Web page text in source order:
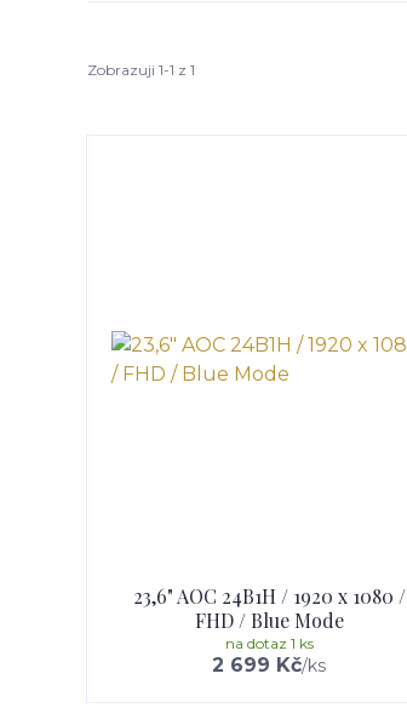
Zobrazuji 1-1 z 1
23,6" AOC 24B1H / 1920 x 1080 /
FHD / Blue Mode
2 699 Kč/ks
na dotaz 1 ks